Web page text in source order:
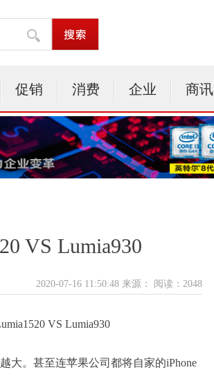
促销 消费 企业 商讯
VS Lumia930
2020-07-16 11:50:48 来源： 阅读：2048
VS Lumia930
大。甚至连苹果公司都将自家的iPhone